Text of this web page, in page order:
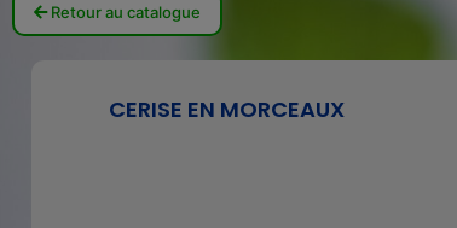
Retour au catalogue
CERISE EN MORCEAUX